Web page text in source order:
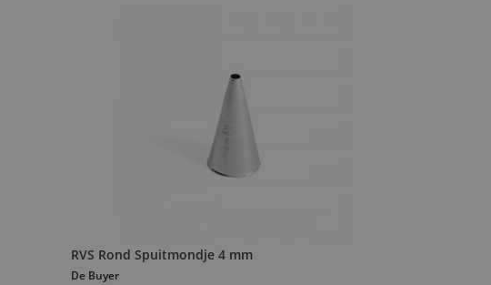
RVS Rond Spuitmondje 4 mm
De Buyer